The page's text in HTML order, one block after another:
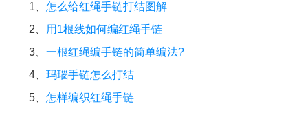
1、 怎么给红绳手链打结图解
2、
用1根线如何编红绳手链
3、 一根红绳编手链的简单编法?
4、 玛瑙手链怎么打结
5、 怎样编织红绳手链